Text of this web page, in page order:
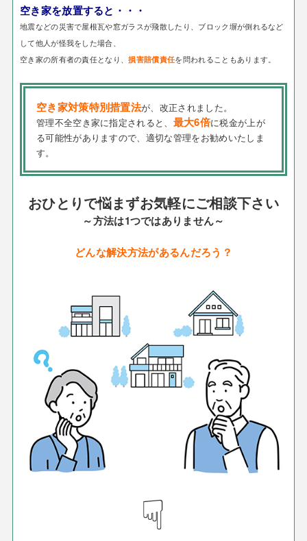
空き家を放置すると・・・
地震などの災害で屋根瓦や窓ガラスが飛散したり、ブロック塀が倒れるなど
して他人が怪我をした場合、
空き家の所有者の責任となり、損害賠償責任を問われることもあります。
空き家対策特別措置法が、改正されました。
管理不全空き家に指定されると、 最大6倍に税金が上が
る可能性がありますので、適切な管理をお勧めいたしま
す。
おひとりで悩まずお気軽にご相談下さい
～方法は1つではありません～
どんな解決方法があるんだろう？
☟